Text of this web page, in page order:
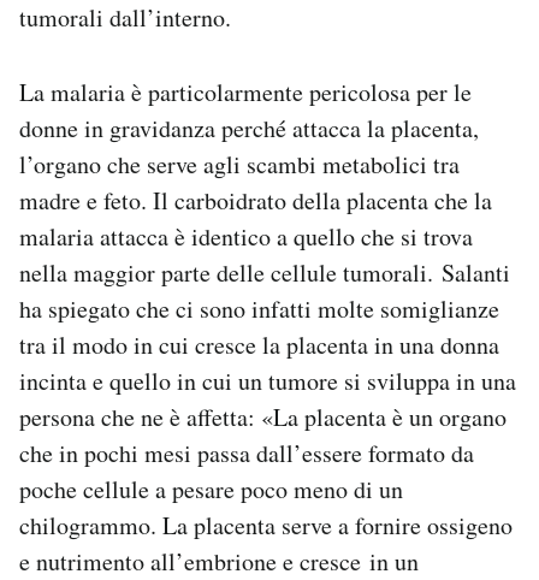
tumorali dall’interno.
La malaria è particolarmente pericolosa per le
donne in gravidanza perché attacca la placenta,
l’organo che serve agli scambi metabolici tra
madre e feto. Il carboidrato della placenta che la
malaria attacca è identico a quello che si trova
nella maggior parte delle cellule tumorali. Salanti
ha spiegato che ci sono infatti molte somiglianze
tra il modo in cui cresce la placenta in una donna
incinta e quello in cui un tumore si sviluppa in una
persona che ne è affetta: «La placenta è un organo
che in pochi mesi passa dall’essere formato da
poche cellule a pesare poco meno di un
chilogrammo. La placenta serve a fornire ossigeno
e nutrimento all’embrione e cresce in un